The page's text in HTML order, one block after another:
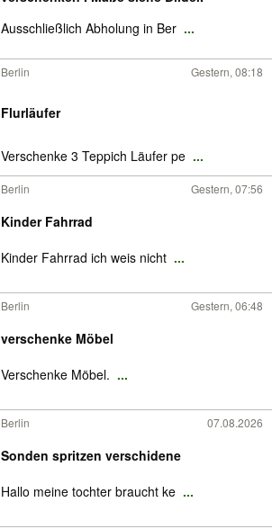
Ausschließlich Abholung in Ber ...
Berlin Gestern, 08:18
Flurläufer
Verschenke 3 Teppich Läufer pe ...
Berlin Gestern, 07:56
Kinder Fahrrad
Kinder Fahrrad ich weis nicht ...
Berlin Gestern, 06:48
verschenke Möbel
Verschenke Möbel. ...
Berlin 07.08.2026
Sonden spritzen verschidene
Hallo meine tochter braucht ke ...